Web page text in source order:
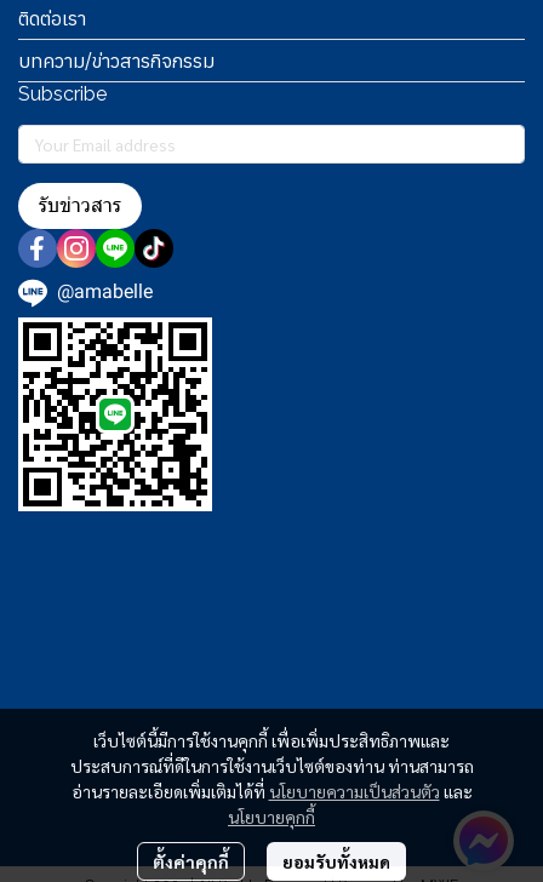
เว็บไซต์นี้มีการใช้งานคุกกี้ เพื่อเพิ่มประสิทธิภาพและ
ประสบการณ์ที่ดีในการใช้งานเว็บไซต์ของท่าน ท่านสามารถ
อ่านรายละเอียดเพิ่มเติมได้ที่ นโยบายความเป็นส่วนตัว และ
นโยบายคุกกี้
ตั้งค่าคุกกี้ ยอมรับทั้งหมด
ติดต่อเรา
บทความ/ข่าวสารกิจกรรม
Subscribe
รับข่าวสาร
@amabelle